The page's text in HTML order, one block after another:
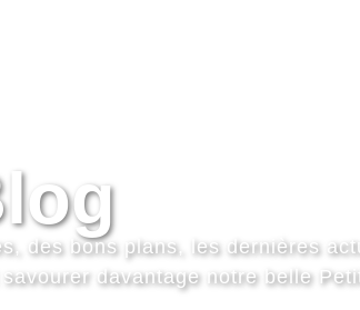
des bons plans, les dernières
davantage notre belle